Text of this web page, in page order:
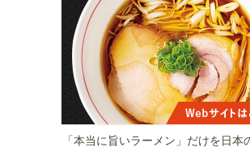
「本当に旨いラーメン」だけを日本